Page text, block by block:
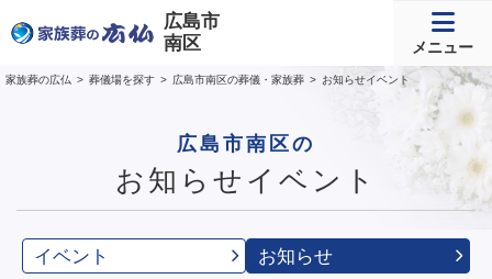
広島市
南区
メニュー
家族葬の広仏 葬儀場を探す 広島市南区の葬儀・家族葬 お知らせイベント
広島市南区の
お知らせイベント
イベント お知らせ